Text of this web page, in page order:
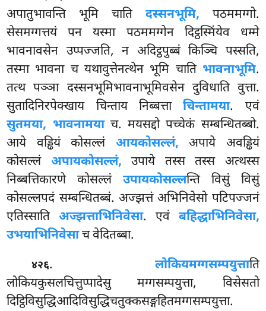
अपातुभावन्ति भूमि चाति दस्सनभूमि, पठममग्गो.
सेसमग्गत्तयं पन यस्मा पठममग्गेन दिट्ठस्मिंयेव धम्मे
भावनावसेन उप्पज्जति, न अदिट्ठपुब्बं किञ्चि पस्सति,
तस्मा भावना च यथावुत्तेनत्थेन भूमि चाति भावनाभूमि.
तत्थ पञ्ञा दस्सनभूमिभावनाभूमिवसेन दुविधाति वुत्ता.
सुतादिनिरपेक्खाय चिन्ताय निब्बत्ताचिन्तामया. एवं
सुतमया, भावनामयाच. मयसद्दो पच्चेकं सम्बन्धितब्बो.
आये वड्ढियं कोसल्लं आयकोसल्लं, अपाये अवड्ढियं
कोसल्लं अपायकोसल्लं, उपाये तस्स तस्स अत्थस्स
निब्बत्तिकारणे कोसल्लं उपायकोसल्लन्ति विसुं विसुं
कोसल्लपदं सम्बन्धितब्बं. अज्झत्तं अभिनिवेसो पटिपज्जनं
एतिस्सातिअज्झत्ताभिनिवेसा. एवं बहिद्धाभिनिवेसा,
उभयाभिनिवेसाच वेदितब्बा.
४२६. लोकियमग्गसम्पयुत्ताति
लोकियकुसलचित्तुप्पादेसु मग्गसम्पयुत्ता, विसेसतो
दिट्ठिविसुद्धिआदिविसुद्धिचतुक्कसङ्गहितमग्गसम्पयुत्ता.